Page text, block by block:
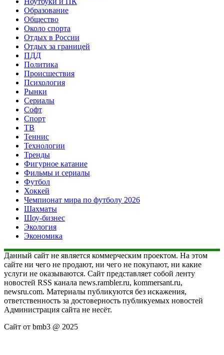
Образование
Общество
Около спорта
Отдых в России
Отдых за границей
ПДД
Политика
Происшествия
Психология
Рынки
Сериалы
Софт
Спорт
ТВ
Теннис
Технологии
Тренды
Фигурное катание
Фильмы и сериалы
Футбол
Хоккей
Чемпионат мира по футболу 2026
Шахматы
Шоу-бизнес
Экология
Экономика
Данный сайт не является коммерческим проектом. На этом
сайте ни чего не продают, ни чего не покупают, ни какие
услуги не оказываются. Сайт представляет собой ленту
новостей RSS канала news.rambler.ru, kommersant.ru,
newsru.com. Материалы публикуются без искажения,
ответственность за достоверность публикуемых новостей
Администрация сайта не несёт.
Сайт от bmb3 @ 2025